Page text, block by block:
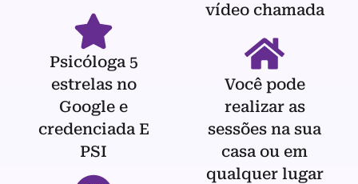
Psicóloga 5
estrelas no
Google e
credenciada E
PSI
vídeo chamada
Você pode
realizar as
sessões na sua
casa ou em
qualquer lugar